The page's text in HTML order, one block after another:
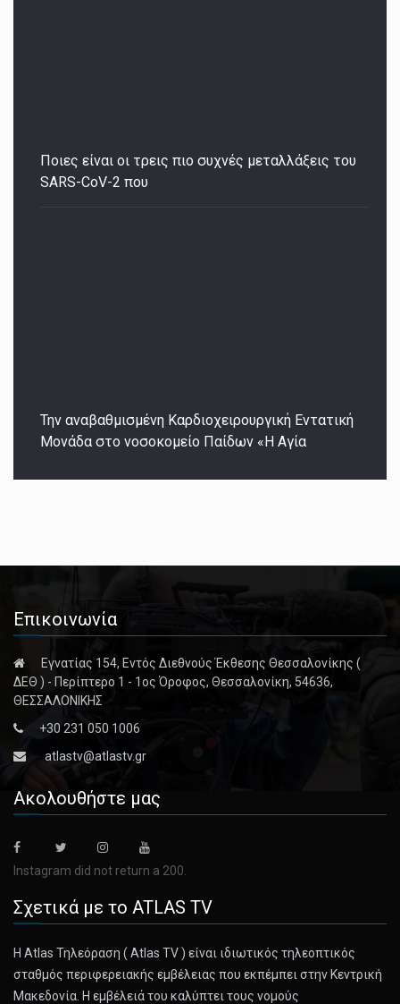
Ποιες είναι οι τρεις πιο συχνές μεταλλάξεις του
SARS-CoV-2 που
Την αναβαθμισμένη Καρδιοχειρουργική Εντατική
Μονάδα στο νοσοκομείο Παίδων «Η Αγία
Επικοινωνία
Εγνατίας 154, Εντός Διεθνούς Έκθεσης Θεσσαλονίκης (
ΔΕΘ ) - Περίπτερο 1 - 1ος Όροφος, Θεσσαλονίκη, 54636,
ΘΕΣΣΑΛΟΝΙΚΗΣ
+30 231 050 1006
atlastv@atlastv.gr
Ακολουθήστε μας
Instagram did not return a 200.
Σχετικά με το ATLAS TV
Η Atlas Τηλεόραση ( Atlas TV ) είναι ιδιωτικός τηλεοπτικός
σταθμός περιφερειακής εμβέλειας που εκπέμπει στην Κεντρική
Μακεδονία. Η εμβέλειά του καλύπτει τους νομούς